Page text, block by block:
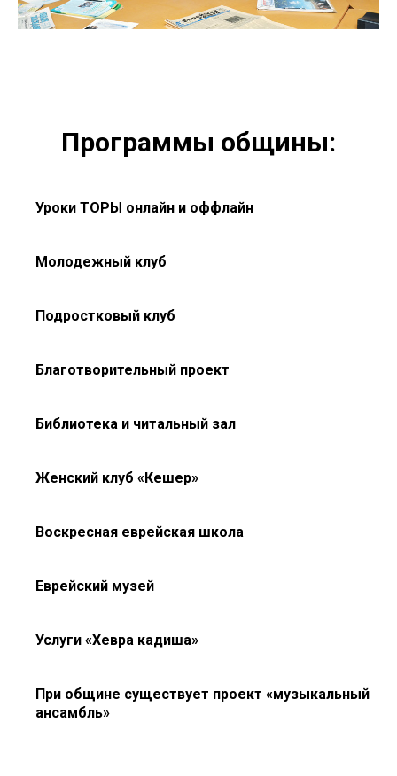
Программы общины:
Уроки ТОРЫ онлайн и оффлайн
Молодежный клуб
Подростковый клуб
Благотворительный проект
Библиотека и читальный зал
Женский клуб «Кешер»
Воскресная еврейская школа
Еврейский музей
Услуги «Хевра кадиша»
При общине существует проект «музыкальный
ансамбль»